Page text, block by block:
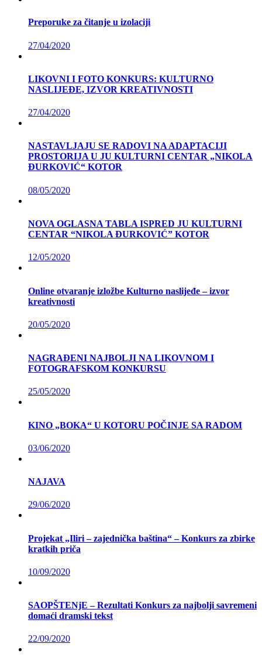
Preporuke za čitanje u izolaciji
27/04/2020
LIKOVNI I FOTO KONKURS: KULTURNO
NASLIJEĐE, IZVOR KREATIVNOSTI
27/04/2020
NASTAVLJAJU SE RADOVI NA ADAPTACIJI
PROSTORIJA U JU KULTURNI CENTAR „NIKOLA
ĐURKOVIĆ“ KOTOR
08/05/2020
NOVA OGLASNA TABLA ISPRED JU KULTURNI
CENTAR “NIKOLA ĐURKOVIĆ” KOTOR
12/05/2020
Online otvaranje izložbe Kulturno naslijeđe – izvor
kreativnosti
20/05/2020
NAGRAĐENI NAJBOLJI NA LIKOVNOM I
FOTOGRAFSKOM KONKURSU
25/05/2020
KINO „BOKA“ U KOTORU POČINJE SA RADOM
03/06/2020
NAJAVA
29/06/2020
Projekat „Iliri – zajednička baština“ – Konkurs za zbirke
kratkih priča
10/09/2020
SAOPŠTENjE – Rezultati Konkurs za najbolji savremeni
domaći dramski tekst
22/09/2020